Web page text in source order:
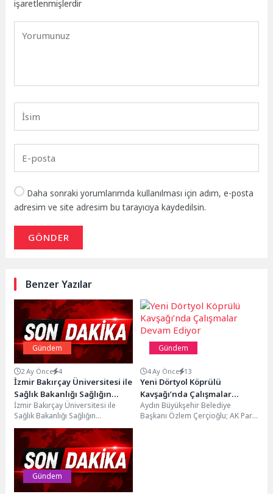
işaretlenmişlerdir
Daha sonraki yorumlarımda kullanılması için adım, e-posta
adresim ve site adresim bu tarayıcıya kaydedilsin.
GÖNDER
Benzer Yazılar
Gündem
2 Ay Önce 4
İzmir Bakırçay Üniversitesi ile
Sağlık Bakanlığı Sağlığın
Geliştirilmesi Genel
Müdürlüğü Arasında İş Birliği
Protokolü İmzalandı
İzmir Bakırçay Üniversitesi ile
Sağlık Bakanlığı Sağlığın
Geliştirilmesi Genel Müdürlüğü
arasında, toplum sağlığına
yönelik eğitim,...
Gündem
4 Ay Önce 13
Yeni Dörtyol Köprülü
Kavşağı’nda Çalışmalar
Devam Ediyor
Aydın Büyükşehir Belediye
Başkanı Özlem Çerçioğlu; AK Parti
Gündem